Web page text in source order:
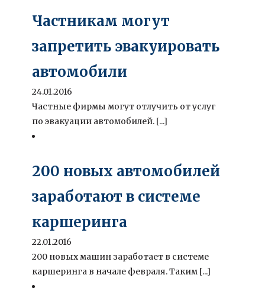
Частникам могут
запретить эвакуировать
автомобили
24.01.2016
Частные фирмы могут отлучить от услуг
по эвакуации автомобилей. [...]
200 новых автомобилей
заработают в системе
каршеринга
22.01.2016
200 новых машин заработает в системе
каршеринга в начале февраля. Таким [...]